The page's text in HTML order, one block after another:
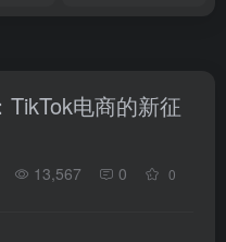
电商的新征
13,567 0 0